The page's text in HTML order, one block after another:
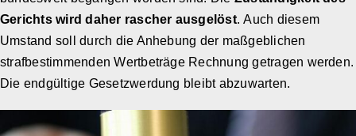
Gerichts wird daher rascher ausgelöst. Auch diesem
Umstand soll durch die Anhebung der maßgeblichen
strafbestimmenden Wertbeträge Rechnung getragen werden.
Die endgültige Gesetzwerdung bleibt abzuwarten.